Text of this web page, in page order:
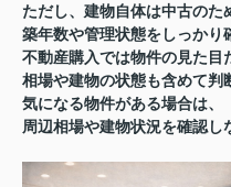
ただし、建物自体は中古のた
築年数や管理状態をしっかり
不動産購入では物件の見た目
相場や建物の状態も含めて判
気になる物件がある場合は、
周辺相場や建物状況を確認し